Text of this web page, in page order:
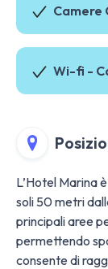
Camere
Wi-fi -
L’Hotel Marina
soli 50 metri
principali aree
permettendo
consente di